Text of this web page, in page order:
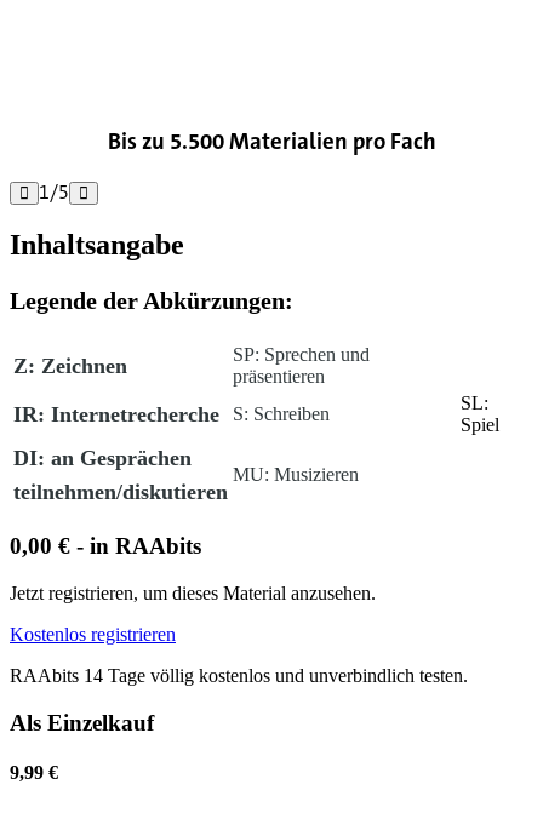
Bis zu 5.500 Materialien pro Fach
 1/5 
Inhaltsangabe
Legende der Abkürzungen:
Z: Zeichnen SP: Sprechen und
präsentieren
IR: Internetrecherche S: Schreiben
SL:
Spiel
DI: an Gesprächen
teilnehmen/diskutieren
MU: Musizieren
0,00 € - in RAAbits
Jetzt registrieren, um dieses Material anzusehen.
Kostenlos registrieren
RAAbits 14 Tage völlig kostenlos und unverbindlich testen.
Als Einzelkauf
9,99 €